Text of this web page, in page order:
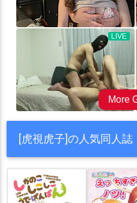
[虎視虎子]の人気同人誌